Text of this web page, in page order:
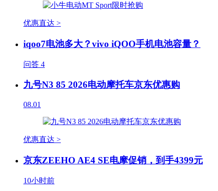
优惠直达 >
iqoo7电池多大？vivo iQOO手机电池容量？
问答 4
九号N3 85 2026电动摩托车京东优惠购
08.01
优惠直达 >
京东ZEEHO AE4 SE电摩促销，到手4399元
10小时前